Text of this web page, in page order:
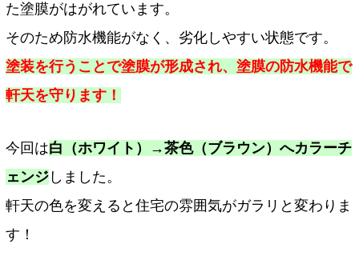
た塗膜がはがれています。
そのため防水機能がなく、劣化しやすい状態です。
塗装を行うことで塗膜が形成され、塗膜の防水機能で
軒天を守ります！
今回は白（ホワイト）→茶色（ブラウン）へカラーチ
ェンジ しました。
軒天の色を変えると住宅の雰囲気がガラリと変わりま
す！